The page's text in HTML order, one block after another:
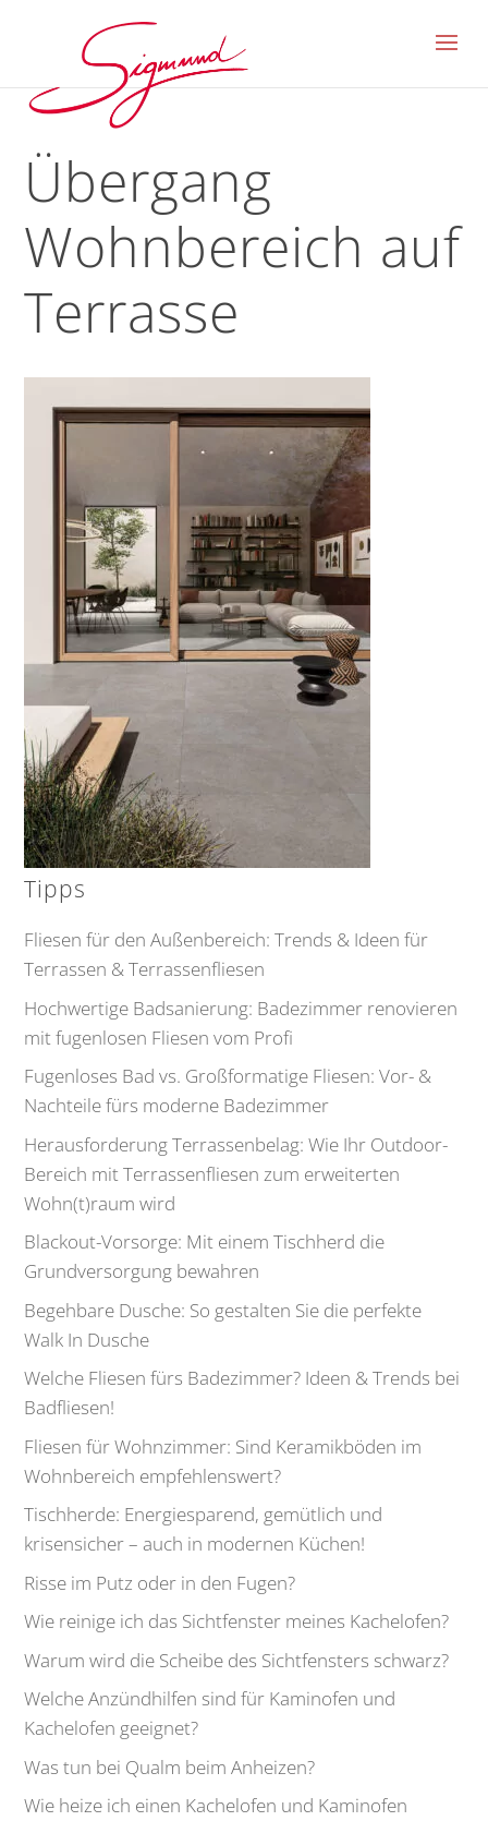
Übergang
Wohnbereich auf
Terrasse
Tipps
Fliesen für den Außenbereich: Trends & Ideen für
Terrassen & Terrassenfliesen
Hochwertige Badsanierung: Badezimmer renovieren
mit fugenlosen Fliesen vom Profi
Fugenloses Bad vs. Großformatige Fliesen: Vor- &
Nachteile fürs moderne Badezimmer
Herausforderung Terrassenbelag: Wie Ihr Outdoor-
Bereich mit Terrassenfliesen zum erweiterten
Wohn(t)raum wird
Blackout-Vorsorge: Mit einem Tischherd die
Grundversorgung bewahren
Begehbare Dusche: So gestalten Sie die perfekte
Walk In Dusche
Welche Fliesen fürs Badezimmer? Ideen & Trends bei
Badfliesen!
Fliesen für Wohnzimmer: Sind Keramikböden im
Wohnbereich empfehlenswert?
Tischherde: Energiesparend, gemütlich und
krisensicher – auch in modernen Küchen!
Risse im Putz oder in den Fugen?
Wie reinige ich das Sichtfenster meines Kachelofen?
Warum wird die Scheibe des Sichtfensters schwarz?
Welche Anzündhilfen sind für Kaminofen und
Kachelofen geeignet?
Was tun bei Qualm beim Anheizen?
Wie heize ich einen Kachelofen und Kaminofen